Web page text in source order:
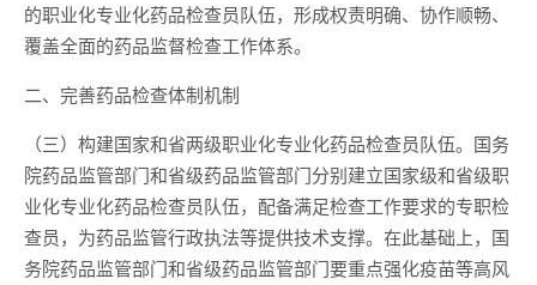
的职业化专业化药品检查员队伍，形成权责明确、协作顺畅、
覆盖全面的药品监督检查工作体系。
二、完善药品检查体制机制
（三）构建国家和省两级职业化专业化药品检查员队伍。国务
院药品监管部门和省级药品监管部门分别建立国家级和省级职
业化专业化药品检查员队伍，配备满足检查工作要求的专职检
查员，为药品监管行政执法等提供技术支撑。在此基础上，国
务院药品监管部门和省级药品监管部门要重点强化疫苗等高风